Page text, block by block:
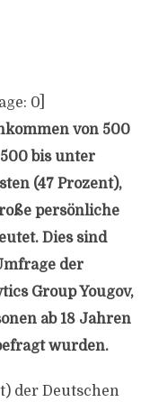
0]
von 500
bis unter
(47 Prozent),
persönliche
Dies sind
der
Group Yougov,
ab 18 Jahren
wurden.
der Deutschen